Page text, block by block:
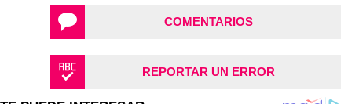
COMENTARIOS
REPORTAR UN ERROR